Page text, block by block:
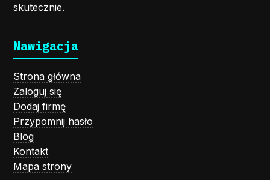
skutecznie.
Nawigacja
Strona główna
Zaloguj się
Dodaj firmę
Przypomnij hasło
Blog
Kontakt
Mapa strony